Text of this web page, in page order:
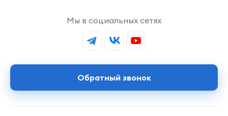
Мы в социальных сетях
Обратный звонок